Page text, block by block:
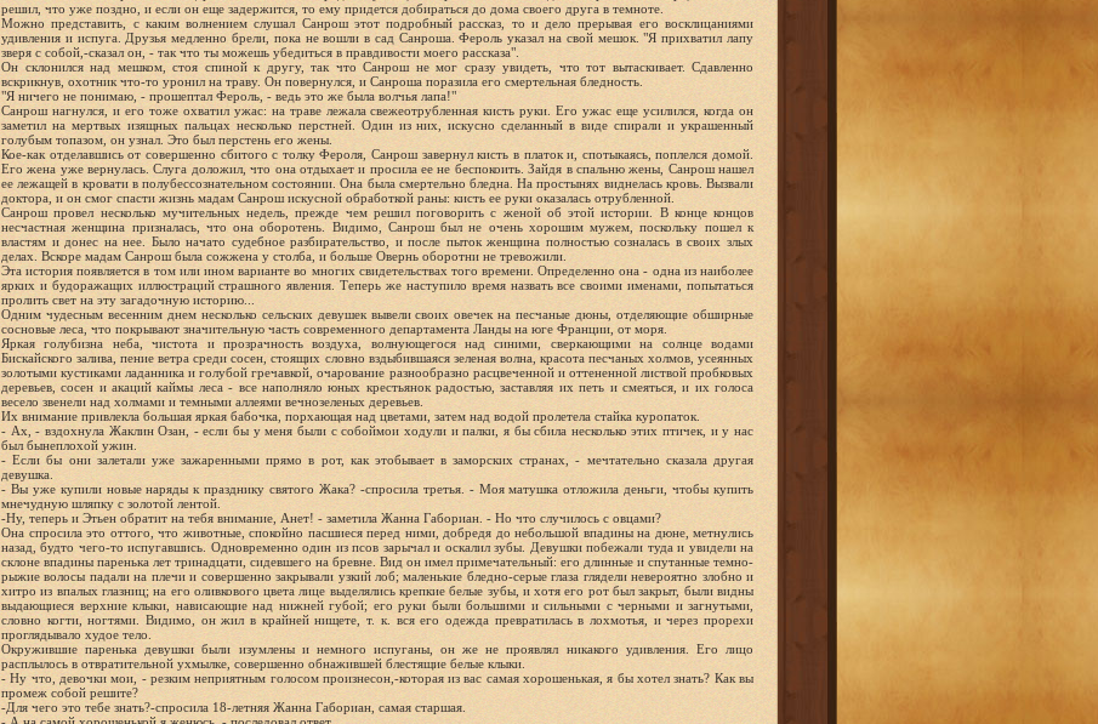
решил, что уже поздно, и если он еще задержится, то ему придется добираться до дома своего друга в темноте.
Можно представить, с каким волнением слушал Санрош этот подробный рассказ, то и дело прерывая его восклицаниями
удивления и испуга. Друзья медленно брели, пока не вошли в сад Санроша. Фероль указал на свой мешок. "Я прихватил лапу
зверя с собой,-сказал он, - так что ты можешь убедиться в правдивости моего рассказа".
Он склонился над мешком, стоя спиной к другу, так что Санрош не мог сразу увидеть, что тот вытаскивает. Сдавленно
вскрикнув, охотник что-то уронил на траву. Он повернулся, и Санроша поразила его смертельная бледность.
"Я ничего не понимаю, - прошептал Фероль, - ведь это же была волчья лапа!"
Санрош нагнулся, и его тоже охватил ужас: на траве лежала свежеотрубленная кисть руки. Его ужас еще усилился, когда он
заметил на мертвых изящных пальцах несколько перстней. Один из них, искусно сделанный в виде спирали и украшенный
голубым топазом, он узнал. Это был перстень его жены.
Кое-как отделавшись от совершенно сбитого с толку Фероля, Санрош завернул кисть в платок и, спотыкаясь, поплелся домой.
Его жена уже вернулась. Слуга доложил, что она отдыхает и просила ее не беспокоить. Зайдя в спальню жены, Санрош нашел
ее лежащей в кровати в полубессознательном состоянии. Она была смертельно бледна. На простынях виднелась кровь. Вызвали
доктора, и он смог спасти жизнь мадам Санрош искусной обработкой раны: кисть ее руки оказалась отрубленной.
Санрош провел несколько мучительных недель, прежде чем решил поговорить с женой об этой истории. В конце концов
несчастная женщина призналась, что она оборотень. Видимо, Санрош был не очень хорошим мужем, поскольку пошел к
властям и донес на нее. Было начато судебное разбирательство, и после пыток женщина полностью созналась в своих злых
делах. Вскоре мадам Санрош была сожжена у столба, и больше Овернь оборотни не тревожили.
Эта история появляется в том или ином варианте во многих свидетельствах того времени. Определенно она - одна из наиболее
ярких и будоражащих иллюстраций страшного явления. Теперь же наступило время назвать все своими именами, попытаться
пролить свет на эту загадочную историю...
Одним чудесным весенним днем несколько сельских девушек вывели своих овечек на песчаные дюны, отделяющие обширные
сосновые леса, что покрывают значительную часть современного департамента Ланды на юге Франции, от моря.
Яркая голубизна неба, чистота и прозрачность воздуха, волнующегося над синими, сверкающими на солнце водами
Бискайского залива, пение ветра среди сосен, стоящих словно вздыбившаяся зеленая волна, красота песчаных холмов, усеянных
золотыми кустиками ладанника и голубой гречавкой, очарование разнообразно расцвеченной и оттененной листвой пробковых
деревьев, сосен и акаций каймы леса - все наполняло юных крестьянок радостью, заставляя их петь и смеяться, и их голоса
весело звенели над холмами и темными аллеями вечнозеленых деревьев.
Их внимание привлекла большая яркая бабочка, порхающая над цветами, затем над водой пролетела стайка куропаток.
- Ах, - вздохнула Жаклин Озан, - если бы у меня были с собоймои ходули и палки, я бы сбила несколько этих птичек, и у нас
был бынеплохой ужин.
- Если бы они залетали уже зажаренными прямо в рот, как этобывает в заморских странах, - мечтательно сказала другая
девушка.
- Вы уже купили новые наряды к празднику святого Жака? -спросила третья. - Моя матушка отложила деньги, чтобы купить
мнечудную шляпку с золотой лентой.
-Ну, теперь и Этьен обратит на тебя внимание, Анет! - заметила Жанна Габориан. - Но что случилось с овцами?
Она спросила это оттого, что животные, спокойно пасшиеся перед ними, добредя до небольшой впадины на дюне, метнулись
назад, будто чего-то испугавшись. Одновременно один из псов зарычал и оскалил зубы. Девушки побежали туда и увидели на
склоне впадины паренька лет тринадцати, сидевшего на бревне. Вид он имел примечательный: его длинные и спутанные темно-
рыжие волосы падали на плечи и совершенно закрывали узкий лоб; маленькие бледно-серые глаза глядели невероятно злобно и
хитро из впалых глазниц; на его оливкового цвета лице выделялись крепкие белые зубы, и хотя его рот был закрыт, были видны
выдающиеся верхние клыки, нависающие над нижней губой; его руки были большими и сильными с черными и загнутыми,
словно когти, ногтями. Видимо, он жил в крайней нищете, т. к. вся его одежда превратилась в лохмотья, и через прорехи
проглядывало худое тело.
Окружившие паренька девушки были изумлены и немного испуганы, он же не проявлял никакого удивления. Его лицо
расплылось в отвратительной ухмылке, совершенно обнажившей блестящие белые клыки.
- Ну что, девочки мои, - резким неприятным голосом произнесон,-которая из вас самая хорошенькая, я бы хотел знать? Как вы
промеж собой решите?
-Для чего это тебе знать?-спросила 18-летняя Жанна Габориан, самая старшая.